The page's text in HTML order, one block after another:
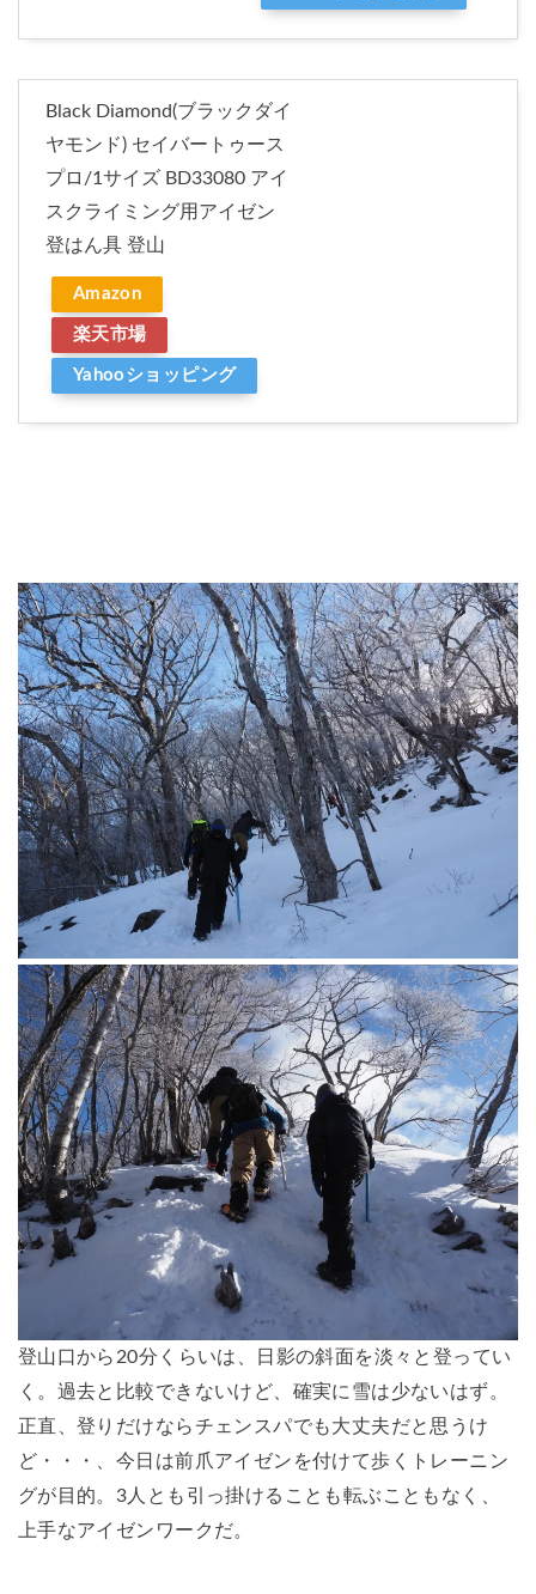
Black Diamond(ブラックダイ
ヤモンド) セイバートゥース
プロ/1サイズ BD33080 アイ
スクライミング用アイゼン
登はん具 登山
Amazon
楽天市場
Yahooショッピング
登山口から20分くらいは、日影の斜面を淡々と登ってい
く。過去と比較できないけど、確実に雪は少ないはず。
正直、登りだけならチェンスパでも大丈夫だと思うけ
ど・・・、今日は前爪アイゼンを付けて歩くトレーニン
グが目的。3人とも引っ掛けることも転ぶこともなく、
上手なアイゼンワークだ。